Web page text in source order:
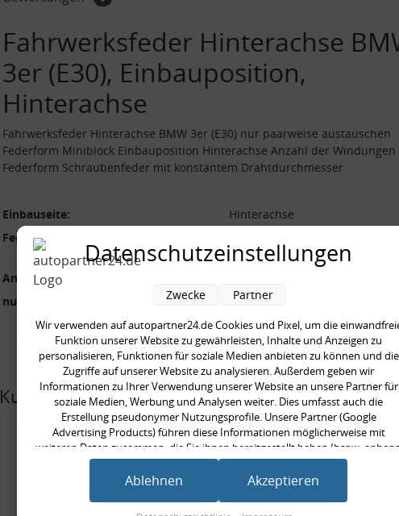
Fahrwerksfeder Hinterachse
3er (E30), Einbauposition,
Hinterachse
Fahrwerksfeder Hinterachse BMW 3er (E30) nur paarweise austauschen
Federform Miniblock Einbauposition Hinterachse Anzahl der Windungen
Federform Schraubenfeder mit konstantem Drahtdurchmesser
Einbauseite:
Hinterachse
Federform:
konstantem Drahtdurchmesser
Anzahl der Windungen:
nur paarweise austauschen:
Kunden kauften auch
Datenschutzeinstellungen
Wir verwenden auf autopartner24.de Cookies und Pixel, um die
Funktion unserer Website zu gewährleisten, Inhalte und Anzeigen zu
personalisieren, Funktionen für soziale Medien anbieten zu können und die
Zugriffe auf unserer Website zu analysieren. Außerdem geben wir
Informationen zu Ihrer Verwendung unserer Website an unsere Partner für
soziale Medien, Werbung und Analysen weiter. Dies umfasst auch die
Erstellung pseudonymer Nutzungsprofile. Unsere Partner (Google
Advertising Products) führen diese Informationen möglicherweise mit
weiteren Daten zusammen, die Sie ihnen bereitgestellt haben (bspw.
eines persönlichen Accounts) oder welche sie im Rahmen Ihrer Nutzung der
Dienste gesammelt haben (bspw. Nutzungsdaten anderer Geräte). Ihre
Einwilligung zur Nutzung von Cookies und Pixeln können Sie jederzeit
Zwecke Partner
Ablehnen Akzeptieren